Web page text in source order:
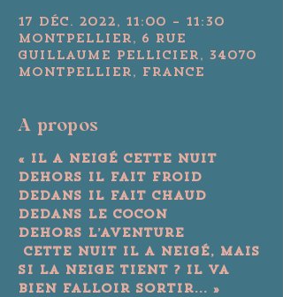
17 déc. 2022, 11:00 – 11:30
Montpellier, 6 Rue
Guillaume Pellicier, 34070
Montpellier, France
A propos
« Il a neigé cette nuit
Dehors il fait froid
Dedans il fait chaud
Dedans le cocon
Dehors l’aventure
si la neige tient ? Il va
bien falloir sortir... »